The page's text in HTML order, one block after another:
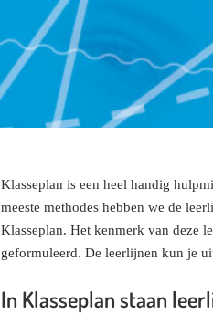
Klasseplan is een heel handig
meeste methodes hebben we de
Klasseplan. Het kenmerk van deze
geformuleerd. De leerlijnen kun je
In Klasseplan staan